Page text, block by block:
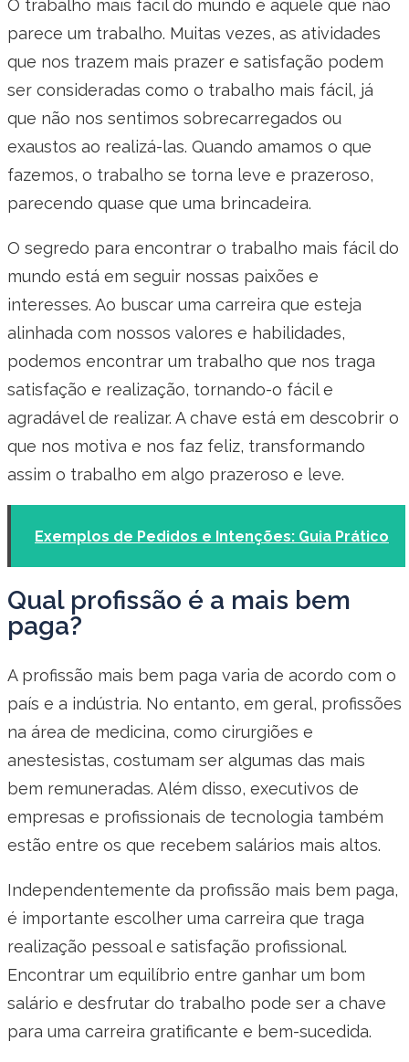
O trabalho mais fácil do mundo é aquele que não
parece um trabalho. Muitas vezes, as atividades
que nos trazem mais prazer e satisfação podem
ser consideradas como o trabalho mais fácil, já
que não nos sentimos sobrecarregados ou
exaustos ao realizá-las. Quando amamos o que
fazemos, o trabalho se torna leve e prazeroso,
parecendo quase que uma brincadeira.
O segredo para encontrar o trabalho mais fácil do
mundo está em seguir nossas paixões e
interesses. Ao buscar uma carreira que esteja
alinhada com nossos valores e habilidades,
podemos encontrar um trabalho que nos traga
satisfação e realização, tornando-o fácil e
agradável de realizar. A chave está em descobrir o
que nos motiva e nos faz feliz, transformando
assim o trabalho em algo prazeroso e leve.
Exemplos de Pedidos e Intenções: Guia Prático
Qual profissão é a mais bem
paga?
A profissão mais bem paga varia de acordo com o
país e a indústria. No entanto, em geral, profissões
na área de medicina, como cirurgiões e
anestesistas, costumam ser algumas das mais
bem remuneradas. Além disso, executivos de
empresas e profissionais de tecnologia também
estão entre os que recebem salários mais altos.
Independentemente da profissão mais bem paga,
é importante escolher uma carreira que traga
realização pessoal e satisfação profissional.
Encontrar um equilíbrio entre ganhar um bom
salário e desfrutar do trabalho pode ser a chave
para uma carreira gratificante e bem-sucedida.